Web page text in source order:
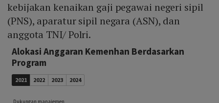
kebijakan kenaikan gaji pegawai negeri sipil
(PNS), aparatur sipil negara (ASN), dan
anggota TNI/ Polri.